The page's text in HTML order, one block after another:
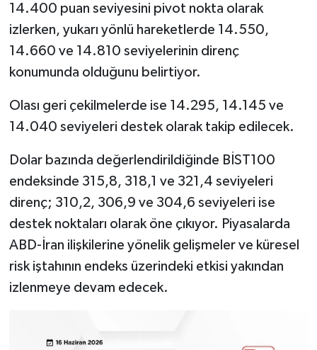
14.400 puan seviyesini pivot nokta olarak
izlerken, yukarı yönlü hareketlerde 14.550,
14.660 ve 14.810 seviyelerinin direnç
konumunda olduğunu belirtiyor.
Olası geri çekilmelerde ise 14.295, 14.145 ve
14.040 seviyeleri destek olarak takip edilecek.
Dolar bazında değerlendirildiğinde BİST100
endeksinde 315,8, 318,1 ve 321,4 seviyeleri
direnç; 310,2, 306,9 ve 304,6 seviyeleri ise
destek noktaları olarak öne çıkıyor. Piyasalarda
ABD-İran ilişkilerine yönelik gelişmeler ve küresel
risk iştahının endeks üzerindeki etkisi yakından
izlenmeye devam edecek.